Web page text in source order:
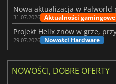
31.07.2026 Aktualności gamingowe
29.07.2026 Nowości Hardware
NOWOŚCI, DOBRE OFERTY